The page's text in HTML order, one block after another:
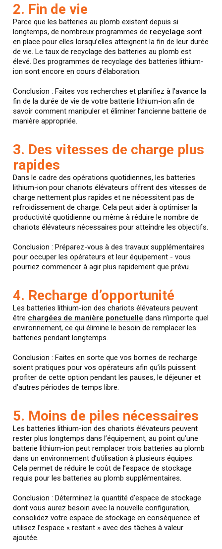
2. Fin de vie
Parce que les batteries au plomb existent depuis si
longtemps, de nombreux programmes de recyclage sont
en place pour elles lorsqu’elles atteignent la fin de leur durée
de vie. Le taux de recyclage des batteries au plomb est
élevé. Des programmes de recyclage des batteries lithium-
ion sont encore en cours d’élaboration.
Conclusion : Faites vos recherches et planifiez à l’avance la
fin de la durée de vie de votre batterie lithium-ion afin de
savoir comment manipuler et éliminer l’ancienne batterie de
manière appropriée.
3. Des vitesses de charge plus
rapides
Dans le cadre des opérations quotidiennes, les batteries
lithium-ion pour chariots élévateurs offrent des vitesses de
charge nettement plus rapides et ne nécessitent pas de
refroidissement de charge. Cela peut aider à optimiser la
productivité quotidienne ou même à réduire le nombre de
chariots élévateurs nécessaires pour atteindre les objectifs.
Conclusion : Préparez-vous à des travaux supplémentaires
pour occuper les opérateurs et leur équipement - vous
pourriez commencer à agir plus rapidement que prévu.
4. Recharge d’opportunité
Les batteries lithium-ion des chariots élévateurs peuvent
être chargées de manière ponctuelle dans n’importe quel
environnement, ce qui élimine le besoin de remplacer les
batteries pendant longtemps.
Conclusion : Faites en sorte que vos bornes de recharge
soient pratiques pour vos opérateurs afin qu’ils puissent
profiter de cette option pendant les pauses, le déjeuner et
d’autres périodes de temps libre.
5. Moins de piles nécessaires
Les batteries lithium-ion des chariots élévateurs peuvent
rester plus longtemps dans l’équipement, au point qu’une
batterie lithium-ion peut remplacer trois batteries au plomb
dans un environnement d’utilisation à plusieurs équipes.
Cela permet de réduire le coût de l’espace de stockage
requis pour les batteries au plomb supplémentaires.
Conclusion : Déterminez la quantité d’espace de stockage
dont vous aurez besoin avec la nouvelle configuration,
consolidez votre espace de stockage en conséquence et
utilisez l’espace « restant » avec des tâches à valeur
ajoutée.